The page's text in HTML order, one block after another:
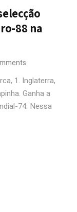
88 na
1. Inglaterra,
Ganha a
74. Nessa